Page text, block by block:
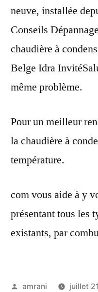
neuve, installée
Conseils
chaudière à
Belge Idra
même problème.
Pour un meilleur
la chaudière à
température.
com vous aide à y
présentant tous les
existants, par
Publié
amrani juillet